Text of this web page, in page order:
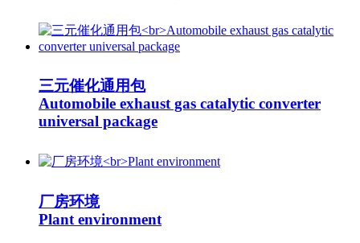
三元催化通用包
Automobile exhaust gas catalytic converter
universal package
厂房环境
Plant environment